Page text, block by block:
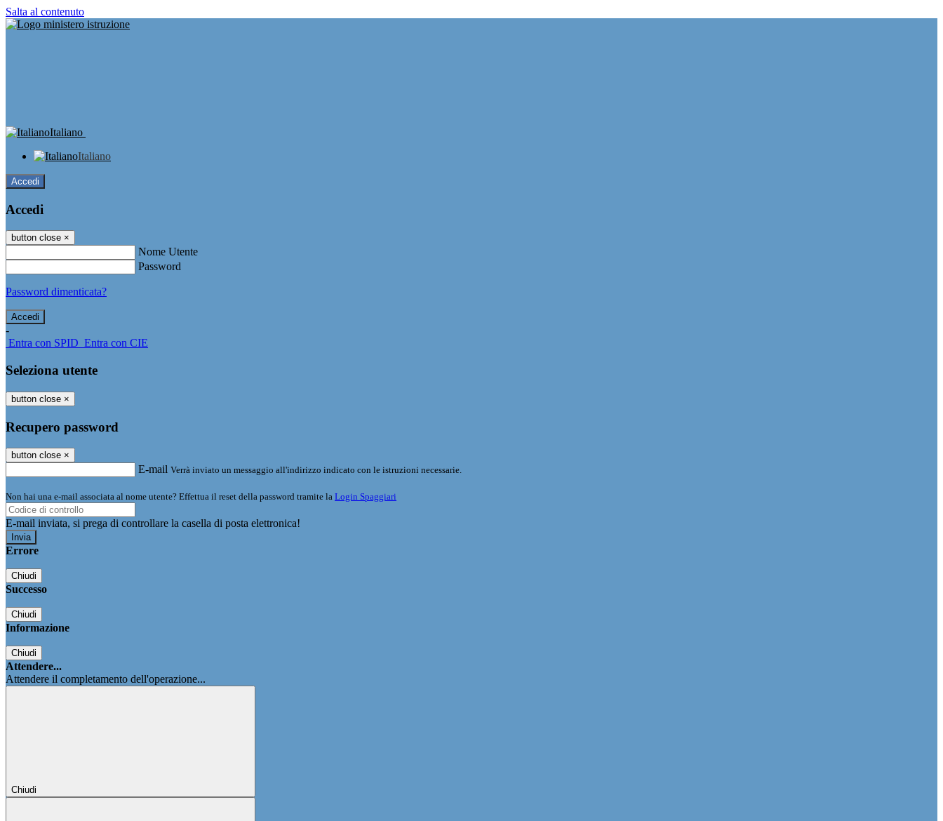
Salta al contenuto
Italiano
Italiano
Accedi
Accedi
button close ×
Nome Utente
Password
Password dimenticata?
-
Entra con SPID Entra con CIE
Seleziona utente
button close ×
Recupero password
button close ×
E-mail Verrà inviato un messaggio all'indirizzo indicato con le istruzioni necessarie.
Non hai una e-mail associata al nome utente? Effettua il reset della password tramite la Login Spaggiari
E-mail inviata, si prega di controllare la casella di posta elettronica!
Errore
Chiudi
Successo
Chiudi
Informazione
Chiudi
Attendere...
Attendere il completamento dell'operazione...
Chiudi